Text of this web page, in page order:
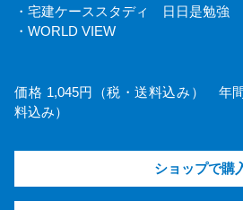
・宅建ケーススタディ 日日是勉強
・WORLD VIEW
価格 1,045円（税・送料込み） 年
料込み）
ショップで購